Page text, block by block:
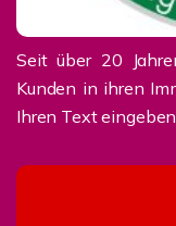
Seit über 20
Kunden in ihren
Ihren Text eingeben.